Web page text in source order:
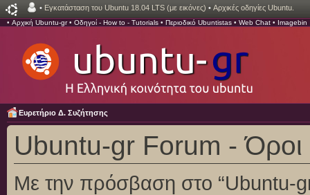
• Εγκατάσταση του Ubuntu 18.04 LTS (με εικόνες) • Αρχικές οδηγίες Ubuntu.
• Αρχική Ubuntu-gr• Οδηγοί - How to - Tutorials • Περιοδικό Ubuntistas • Web Chat • Imagebin
Ευρετήριο Δ. Συζήτησης
Ubuntu-gr Forum -
Με την πρόσβαση στο “Ubuntu-gr